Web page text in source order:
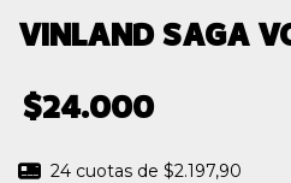
VINLAND SAGA
$24.000
24 cuotas de $2.197,90